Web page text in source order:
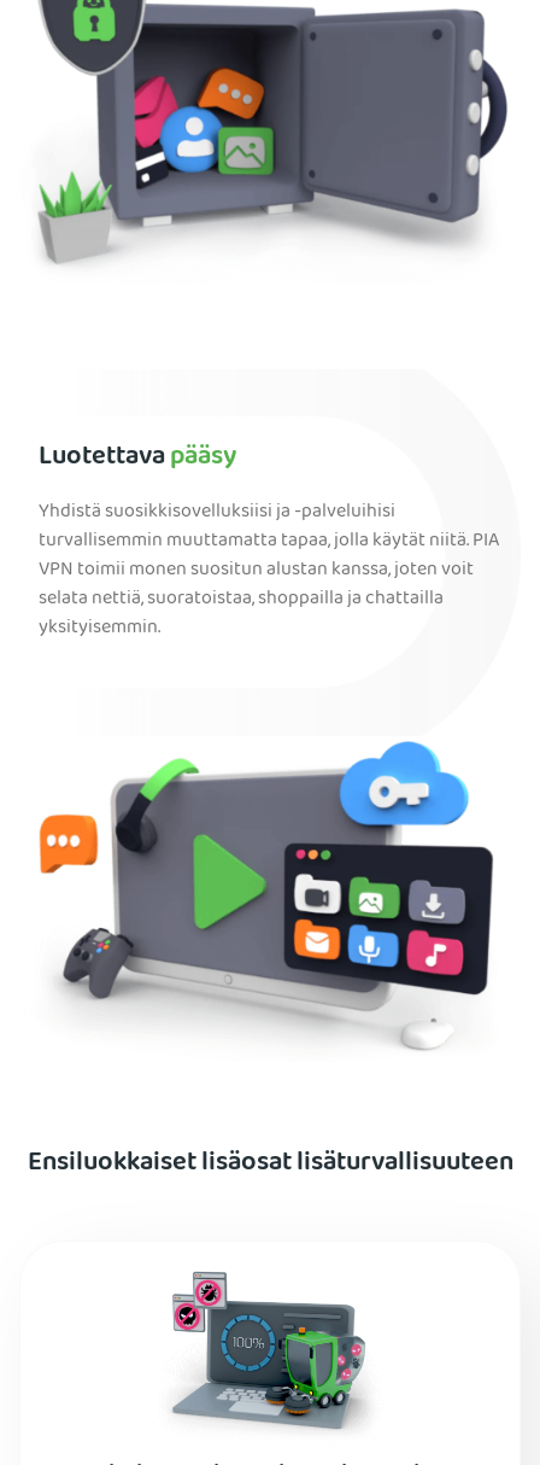
Luotettavapääsy
Yhdistä suosikkisovelluksiisi ja -palveluihisi
turvallisemmin muuttamatta tapaa, jolla käytät niitä. PIA
VPN toimii monen suositun alustan kanssa, joten voit
selata nettiä, suoratoistaa, shoppailla ja chattailla
yksityisemmin.
Ensiluokkaiset lisäosat lisäturvallisuuteen